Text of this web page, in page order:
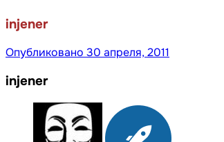
injener
Опубликовано 30 апреля, 2011
injener